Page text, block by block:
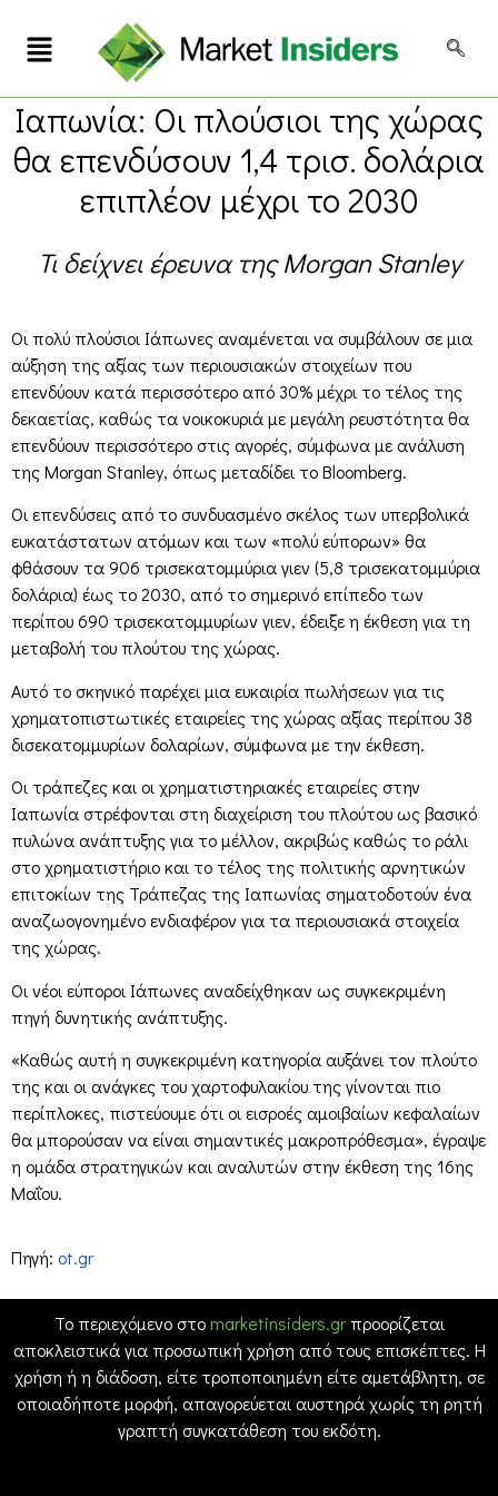
Ιαπωνία: Οι πλούσιοι της χώρας
θα επενδύσουν 1,4 τρισ. δολάρια
επιπλέον μέχρι το 2030
Τι δείχνει έρευνα της Morgan Stanley
Οι πολύ πλούσιοι Ιάπωνες αναμένεται να συμβάλουν σε μια
αύξηση της αξίας των περιουσιακών στοιχείων που
επενδύουν κατά περισσότερο από 30% μέχρι το τέλος της
δεκαετίας, καθώς τα νοικοκυριά με μεγάλη ρευστότητα θα
επενδύουν περισσότερο στις αγορές, σύμφωνα με ανάλυση
της Morgan Stanley, όπως μεταδίδει το Bloomberg.
Οι επενδύσεις από το συνδυασμένο σκέλος των υπερβολικά
ευκατάστατων ατόμων και των «πολύ εύπορων» θα
φθάσουν τα 906 τρισεκατομμύρια γιεν (5,8 τρισεκατομμύρια
δολάρια) έως το 2030, από το σημερινό επίπεδο των
περίπου 690 τρισεκατομμυρίων γιεν, έδειξε η έκθεση για τη
μεταβολή του πλούτου της χώρας.
Αυτό το σκηνικό παρέχει μια ευκαιρία πωλήσεων για τις
χρηματοπιστωτικές εταιρείες της χώρας αξίας περίπου 38
δισεκατομμυρίων δολαρίων, σύμφωνα με την έκθεση.
Οι τράπεζες και οι χρηματιστηριακές εταιρείες στην
Ιαπωνία στρέφονται στη διαχείριση του πλούτου ως βασικό
πυλώνα ανάπτυξης για το μέλλον, ακριβώς καθώς το ράλι
στο χρηματιστήριο και το τέλος της πολιτικής αρνητικών
επιτοκίων της Τράπεζας της Ιαπωνίας σηματοδοτούν ένα
αναζωογονημένο ενδιαφέρον για τα περιουσιακά στοιχεία
της χώρας.
Οι νέοι εύποροι Ιάπωνες αναδείχθηκαν ως συγκεκριμένη
πηγή δυνητικής ανάπτυξης.
«Καθώς αυτή η συγκεκριμένη κατηγορία αυξάνει τον πλούτο
της και οι ανάγκες του χαρτοφυλακίου της γίνονται πιο
περίπλοκες, πιστεύουμε ότι οι εισροές αμοιβαίων κεφαλαίων
θα μπορούσαν να είναι σημαντικές μακροπρόθεσμα», έγραψε
η ομάδα στρατηγικών και αναλυτών στην έκθεση της 16ης
Μαΐου.
Πηγή: ot.gr
Το περιεχόμενο στοmarketinsiders.grπροορίζεται
αποκλειστικά για προσωπική χρήση από τους επισκέπτες. Η
χρήση ή η διάδοση, είτε τροποποιημένη είτε αμετάβλητη, σε
οποιαδήποτε μορφή, απαγορεύεται αυστηρά χωρίς τη ρητή
γραπτή συγκατάθεση του εκδότη.